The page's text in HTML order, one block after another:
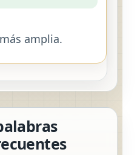
amplia.